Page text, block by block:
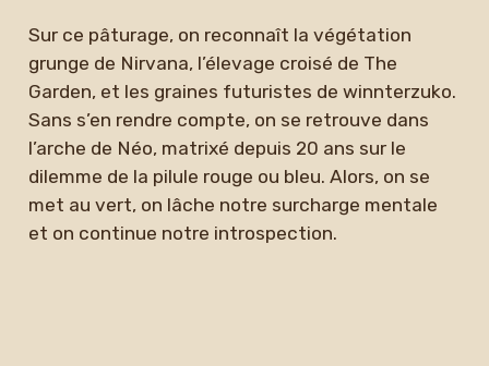
Sur ce pâturage, on reconnaît la végétation
grunge de Nirvana, l’élevage croisé de The
Garden, et les graines futuristes de winnterzuko.
Sans s’en rendre compte, on se retrouve dans
l’arche de Néo, matrixé depuis 20 ans sur le
dilemme de la pilule rouge ou bleu. Alors, on se
met au vert, on lâche notre surcharge mentale
et on continue notre introspection.